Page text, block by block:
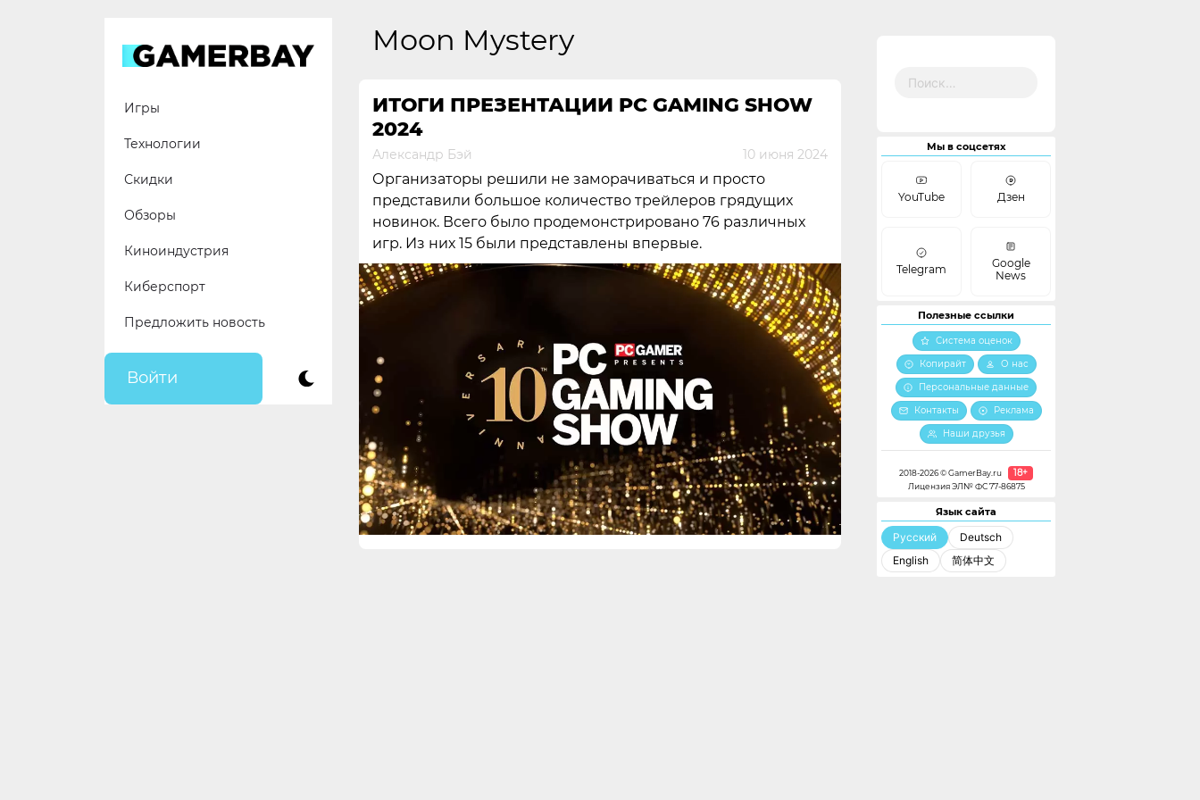
Игры
Технологии
Скидки
Обзоры
Киноиндустрия
Киберспорт
Предложить новость
Войти
Moon Mystery
ИТОГИ ПРЕЗЕНТАЦИИ PC GAMING SHOW
2024
Александр Бэй 10 июня 2024
Организаторы решили не заморачиваться и просто
представили большое количество трейлеров грядущих
новинок. Всего было продемонстрировано 76 различных
игр. Из них 15 были представлены впервые.
Мы в соцсетях
YouTube Дзен
Telegram
Google
News
Полезные ссылки
Система оценок
Копирайт
О нас
Персональные данные
Контакты
Реклама
Наши друзья
2018-2026 © GamerBay.ru 18+
Лицензия ЭЛ№ ФС 77-86875
Язык сайта
Русский
Deutsch
English
简体中文